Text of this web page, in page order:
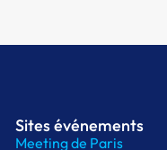
Sites événements
Meeting de Paris